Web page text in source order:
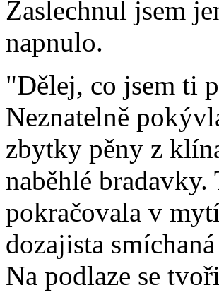
Zaslechnul jsem
napnulo.
"Dělej, co jsem ti
Neznatelně
zbytky pěny z
naběhlé
pokračovala v
dozajista
Na podlaze se